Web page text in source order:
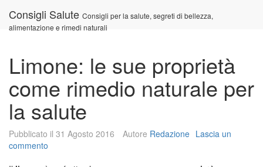
contenuto
Consigli Salute Consigli per la salute, segreti di bellezza,
alimentazione e rimedi naturali
Limone: le sue proprietà
come rimedio naturale per
la salute
Pubblicato il 31 Agosto 2016 Autore Redazione Lascia un
commento